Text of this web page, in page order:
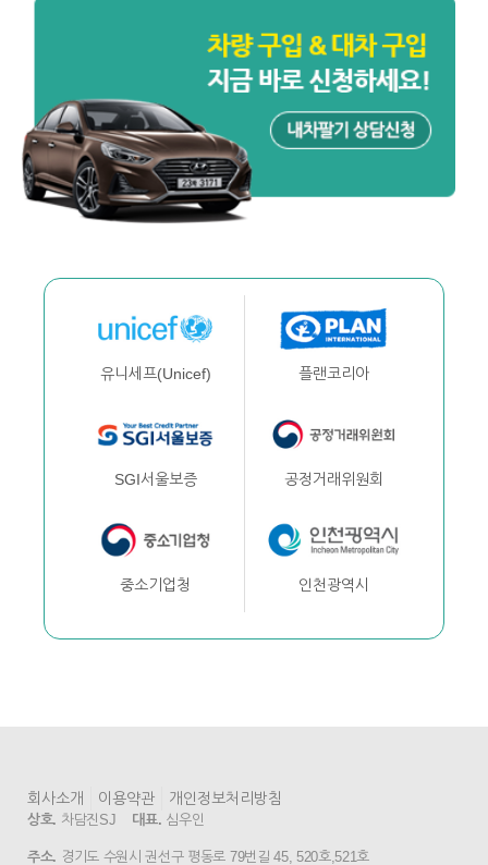
유니세프(Unicef) 플랜코리아
SGI서울보증 공정거래위원회
중소기업청 인천광역시
회사소개 이용약관 개인정보처리방침
상호. 차담진SJ 대표. 심우인
주소. 경기도 수원시 권선구 평동로 79번길 45, 520호,521호